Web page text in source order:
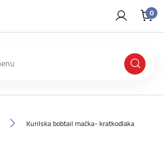
0
Kurilska bobtail mačka- kratkodlaka